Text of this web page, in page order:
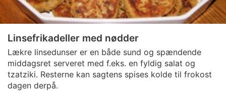
Linsefrikadeller med nødder
Lækre linsedunser er en både sund og spændende
middagsret serveret med f.eks. en fyldig salat og
tzatziki. Resterne kan sagtens spises kolde til frokost
dagen derpå.